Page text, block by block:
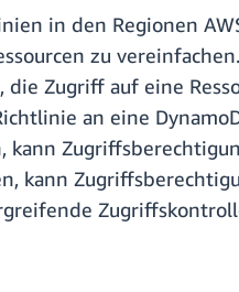
in den Regionen
zu
Zugriff auf eine
an eine
kann
kann